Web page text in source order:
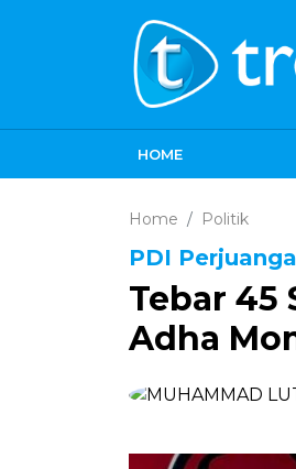
HOME
Home Politik
PDI
Tebar 45
Adha